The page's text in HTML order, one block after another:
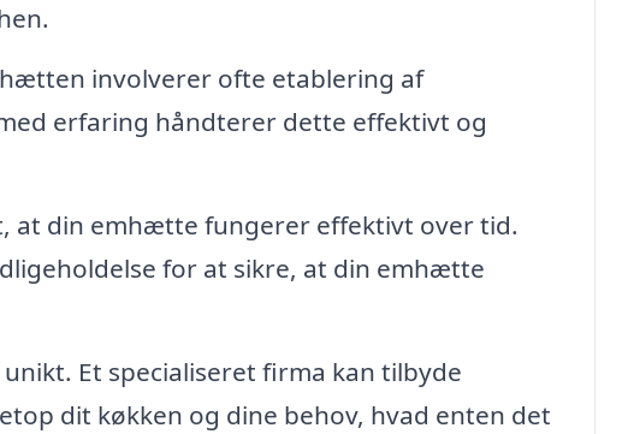
involverer ofte etablering af
erfaring håndterer dette effektivt og
at din emhætte fungerer effektivt over tid.
for at sikre, at din emhætte
Et specialiseret firma kan tilbyde
dit køkken og dine behov, hvad enten det